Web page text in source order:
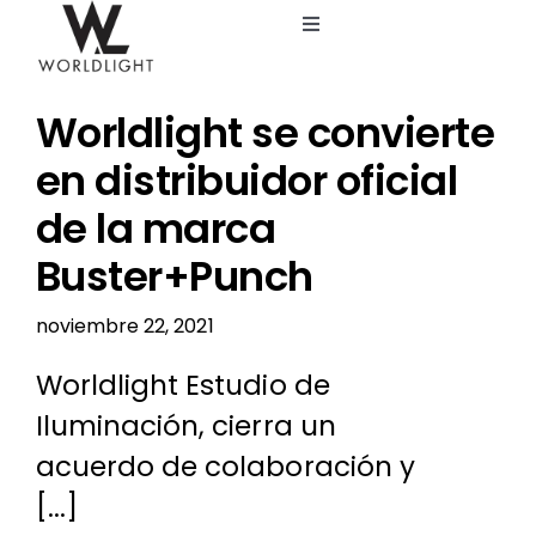
contenido
Toggle
Catálogo
Blog
Nosotros
Worldlight se convierte
en distribuidor oficial
de la marca
Buster+Punch
noviembre 22, 2021
Worldlight Estudio de
Iluminación, cierra un
acuerdo de colaboración y
[...]